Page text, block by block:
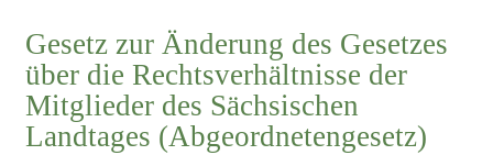
Gesetz zur Änderung des Gesetzes
über die Rechtsverhältnisse der
Mitglieder des Sächsischen
Landtages (Abgeordnetengesetz)